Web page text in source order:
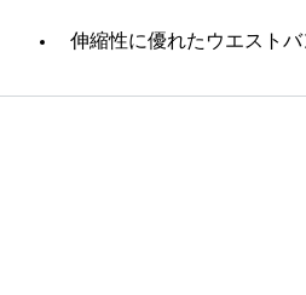
伸縮性に優れたウエストバ